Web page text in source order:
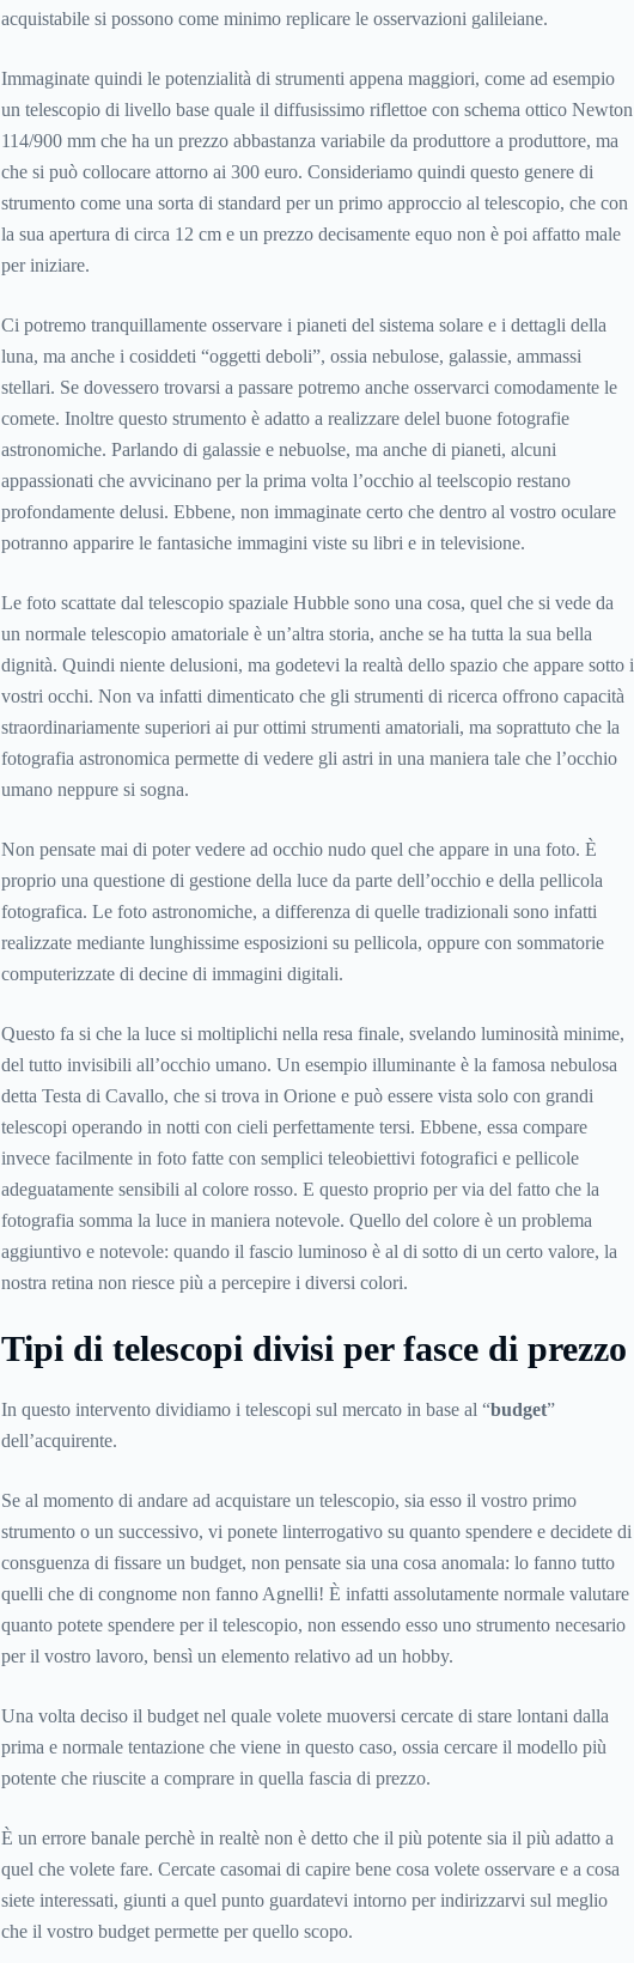
acquistabile si possono come minimo replicare le osservazioni galileiane.
Immaginate quindi le potenzialità di strumenti appena maggiori, come ad esempio
un telescopio di livello base quale il diffusissimo riflettoe con schema ottico Newton
114/900 mm che ha un prezzo abbastanza variabile da produttore a produttore, ma
che si può collocare attorno ai 300 euro. Consideriamo quindi questo genere di
strumento come una sorta di standard per un primo approccio al telescopio, che con
la sua apertura di circa 12 cm e un prezzo decisamente equo non è poi affatto male
per iniziare.
Ci potremo tranquillamente osservare i pianeti del sistema solare e i dettagli della
luna, ma anche i cosiddeti “oggetti deboli”, ossia nebulose, galassie, ammassi
stellari. Se dovessero trovarsi a passare potremo anche osservarci comodamente le
comete. Inoltre questo strumento è adatto a realizzare delel buone fotografie
astronomiche. Parlando di galassie e nebuolse, ma anche di pianeti, alcuni
appassionati che avvicinano per la prima volta l’occhio al teelscopio restano
profondamente delusi. Ebbene, non immaginate certo che dentro al vostro oculare
potranno apparire le fantasiche immagini viste su libri e in televisione.
Le foto scattate dal telescopio spaziale Hubble sono una cosa, quel che si vede da
un normale telescopio amatoriale è un’altra storia, anche se ha tutta la sua bella
dignità. Quindi niente delusioni, ma godetevi la realtà dello spazio che appare sotto i
vostri occhi. Non va infatti dimenticato che gli strumenti di ricerca offrono capacità
straordinariamente superiori ai pur ottimi strumenti amatoriali, ma soprattuto che la
fotografia astronomica permette di vedere gli astri in una maniera tale che l’occhio
umano neppure si sogna.
Non pensate mai di poter vedere ad occhio nudo quel che appare in una foto. È
proprio una questione di gestione della luce da parte dell’occhio e della pellicola
fotografica. Le foto astronomiche, a differenza di quelle tradizionali sono infatti
realizzate mediante lunghissime esposizioni su pellicola, oppure con sommatorie
computerizzate di decine di immagini digitali.
Questo fa si che la luce si moltiplichi nella resa finale, svelando luminosità minime,
del tutto invisibili all’occhio umano. Un esempio illuminante è la famosa nebulosa
detta Testa di Cavallo, che si trova in Orione e può essere vista solo con grandi
telescopi operando in notti con cieli perfettamente tersi. Ebbene, essa compare
invece facilmente in foto fatte con semplici teleobiettivi fotografici e pellicole
adeguatamente sensibili al colore rosso. E questo proprio per via del fatto che la
fotografia somma la luce in maniera notevole. Quello del colore è un problema
aggiuntivo e notevole: quando il fascio luminoso è al di sotto di un certo valore, la
nostra retina non riesce più a percepire i diversi colori.
Tipi di telescopi divisi per fasce di prezzo
In questo intervento dividiamo i telescopi sul mercato in base al “budget”
dell’acquirente.
Se al momento di andare ad acquistare un telescopio, sia esso il vostro primo
strumento o un successivo, vi ponete linterrogativo su quanto spendere e decidete di
consguenza di fissare un budget, non pensate sia una cosa anomala: lo fanno tutto
quelli che di congnome non fanno Agnelli! È infatti assolutamente normale valutare
quanto potete spendere per il telescopio, non essendo esso uno strumento necesario
per il vostro lavoro, bensì un elemento relativo ad un hobby.
Una volta deciso il budget nel quale volete muoversi cercate di stare lontani dalla
prima e normale tentazione che viene in questo caso, ossia cercare il modello più
potente che riuscite a comprare in quella fascia di prezzo.
È un errore banale perchè in realtè non è detto che il più potente sia il più adatto a
quel che volete fare. Cercate casomai di capire bene cosa volete osservare e a cosa
siete interessati, giunti a quel punto guardatevi intorno per indirizzarvi sul meglio
che il vostro budget permette per quello scopo.